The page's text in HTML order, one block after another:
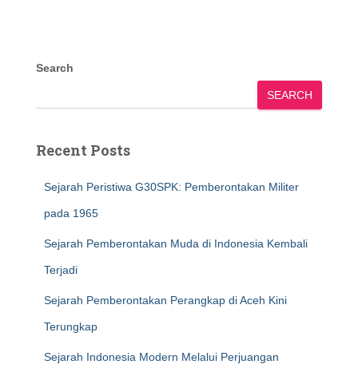
Search
SEARCH
Recent Posts
Sejarah Peristiwa G30SPK: Pemberontakan Militer
pada 1965
Sejarah Pemberontakan Muda di Indonesia Kembali
Terjadi
Sejarah Pemberontakan Perangkap di Aceh Kini
Terungkap
Sejarah Indonesia Modern Melalui Perjuangan